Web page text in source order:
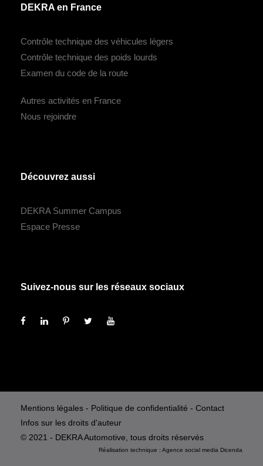
DEKRA en France
Contrôle technique des véhicules légers
Contrôle technique des poids lourds
Examen du code de la route
Autres activités en France
Nous rejoindre
Découvrez aussi
DEKRA Summer Campus
Espace Presse
Suivez-nous sur les réseaux sociaux
Mentions légales - Politique de confidentialité - Contact
Infos sur les droits d'auteur
© 2021 - DEKRA Automotive, tous droits réservés
Réalisation technique : Agence social media Dicenda